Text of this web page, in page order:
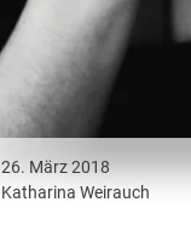
26. März 2018
Katharina Weirauch